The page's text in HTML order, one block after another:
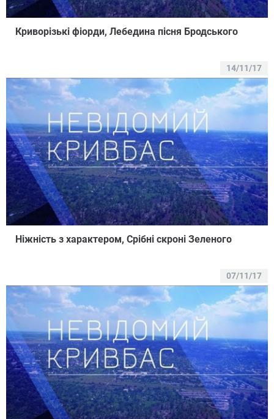
Криворізькі фіорди, Лебедина пісня Бродського
14/11/17
Ніжність з характером, Срібні скроні Зеленого
07/11/17